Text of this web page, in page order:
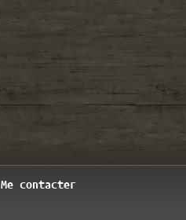
Me contacter